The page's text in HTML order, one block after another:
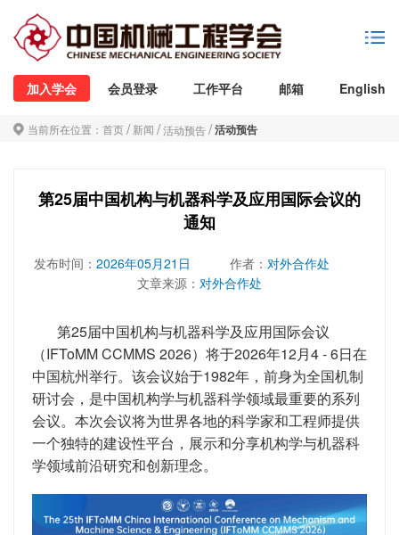
加入学会 会员登录 工作平台 邮箱 English
当前所在位置： 首页/ 新闻 /活动预告/活动预告
第25届中国机构与机器科学及应用国际会议的
通知
发布时间： 2026年05月21日 作者： 对外合作处
文章来源： 对外合作处
第25届中国机构与机器科学及应用国际会议
（IFToMM CCMMS 2026）将于2026年12月4 - 6日在
中国杭州举行。该会议始于1982年，前身为全国机制
研讨会，是中国机构学与机器科学领域最重要的系列
会议。本次会议将为世界各地的科学家和工程师提供
一个独特的建设性平台，展示和分享机构学与机器科
学领域前沿研究和创新理念。